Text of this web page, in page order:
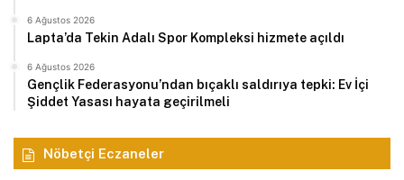
6 Ağustos 2026
Lapta’da Tekin Adalı Spor Kompleksi hizmete açıldı
6 Ağustos 2026
Gençlik Federasyonu’ndan bıçaklı saldırıya tepki: Ev İçi
Şiddet Yasası hayata geçirilmeli
Nöbetçi Eczaneler